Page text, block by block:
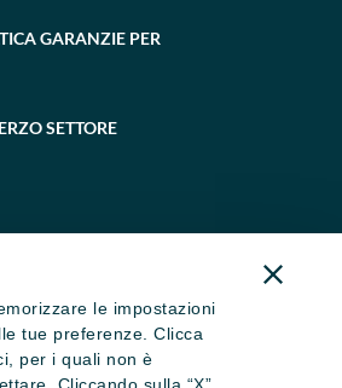
le impostazioni
tue preferenze. Clicca
per i quali non è
GARANZIE PER
SETTORE